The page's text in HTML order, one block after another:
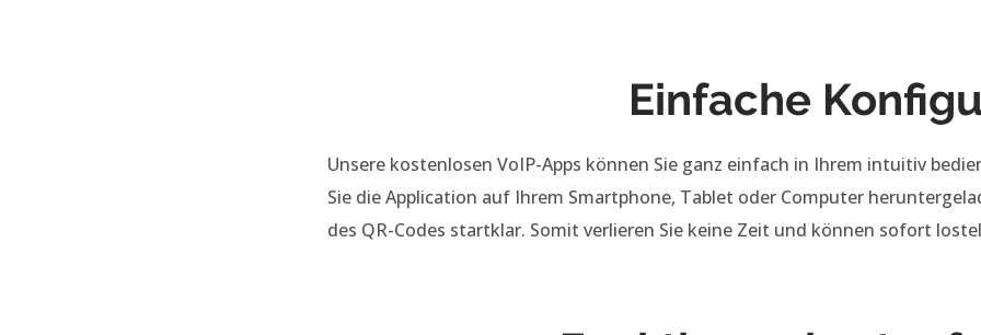
Einfache
Unsere kostenlosen VoIP-Apps können Sie ganz einfach in Ihrem intuitiv
Sie die Application auf Ihrem Smartphone, Tablet oder Computer
des QR-Codes startklar. Somit verlieren Sie keine Zeit und können sofort